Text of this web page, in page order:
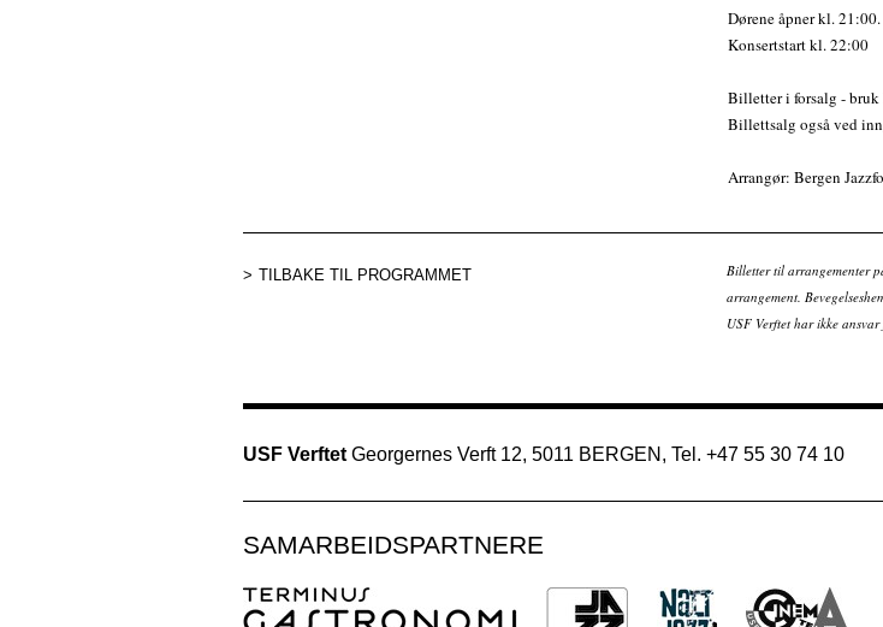
Dørene åpner kl. 21:00.
Konsertstart kl. 22:00
Billetter i forsalg -
Billettsalg også ved
Arrangør: Bergen
TILBAKE TIL PROGRAMMET
Billetter til arrangementer
arrangement.
USF Verftet har ikke
USF Verftet Georgernes Verft 12, 5011 BERGEN, Tel. +47 55 30 74 10
SAMARBEIDSPARTNERE